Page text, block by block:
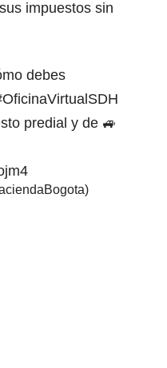
impuestos sin
debes
predial y de 🚙